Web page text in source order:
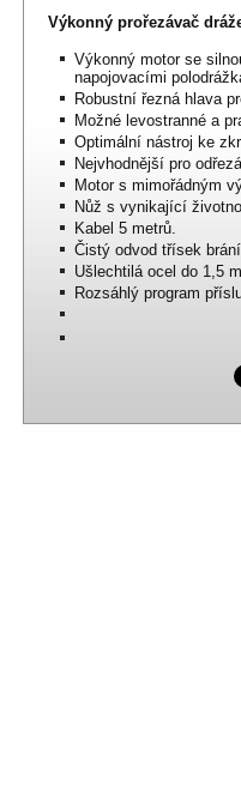
Výkonný prořezávač
Výkonný motor se
napojovacími
Robustní řezná hlava
Možné levostranné a
Optimální nástroj ke
Nejvhodnější pro
Motor s mimořádným
Nůž s vynikající
Kabel 5 metrů.
Čistý odvod třísek
Ušlechtilá ocel do 1,5
Rozsáhlý program